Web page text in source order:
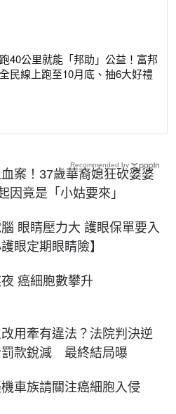
跑40公里就能「邦助」公益！富邦
全民線上跑至10月底、抽6大好禮
案！37歲華裔媳狂砍婆婆
竟是「小姑要來」
腦 眼睛壓力大 護眼保單要入
眼定期眼睛險】
癌細胞數攀升
用牽有違法？法院判決逆
罰款銳減 最終結局曝
車族請關注癌細胞入侵
Recommended by